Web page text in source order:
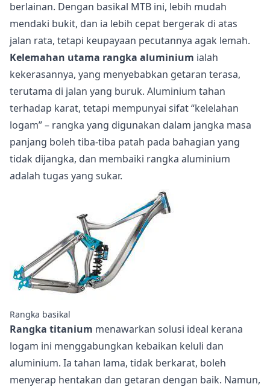
berlainan. Dengan basikal MTB ini, lebih mudah
mendaki bukit, dan ia lebih cepat bergerak di atas
jalan rata, tetapi keupayaan pecutannya agak lemah.
Kelemahan utama rangka aluminium ialah
kekerasannya, yang menyebabkan getaran terasa,
terutama di jalan yang buruk. Aluminium tahan
terhadap karat, tetapi mempunyai sifat “kelelahan
logam” – rangka yang digunakan dalam jangka masa
panjang boleh tiba-tiba patah pada bahagian yang
tidak dijangka, dan membaiki rangka aluminium
adalah tugas yang sukar.
Rangka basikal
Rangka titanium menawarkan solusi ideal kerana
logam ini menggabungkan kebaikan keluli dan
aluminium. Ia tahan lama, tidak berkarat, boleh
menyerap hentakan dan getaran dengan baik. Namun,